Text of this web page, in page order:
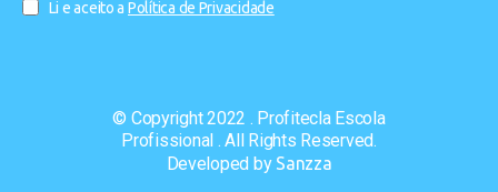
Li e aceito a Política de Privacidade
© Copyright 2022 . Profitecla Escola
Profissional . All Rights Reserved.
Developed by Sanzza